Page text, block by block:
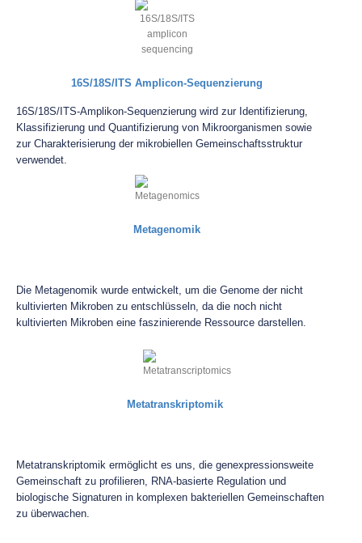
16S/18S/ITS Amplicon-Sequenzierung
16S/18S/ITS-Amplikon-Sequenzierung wird zur Identifizierung,
Klassifizierung und Quantifizierung von Mikroorganismen sowie
zur Charakterisierung der mikrobiellen Gemeinschaftsstruktur
verwendet.
Metagenomik
Die Metagenomik wurde entwickelt, um die Genome der nicht
kultivierten Mikroben zu entschlüsseln, da die noch nicht
kultivierten Mikroben eine faszinierende Ressource darstellen.
Metatranskriptomik
Metatranskriptomik ermöglicht es uns, die genexpressionsweite
Gemeinschaft zu profilieren, RNA-basierte Regulation und
biologische Signaturen in komplexen bakteriellen Gemeinschaften
zu überwachen.